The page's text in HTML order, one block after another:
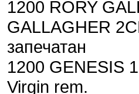
1200 RORY
GALLAGHER
запечатан
1200 GENESIS
Virgin rem.